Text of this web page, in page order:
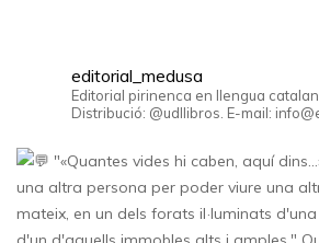
editorial_medusa
Editorial pirinenca en llengua
Distribució: @udllibros. E-mail: